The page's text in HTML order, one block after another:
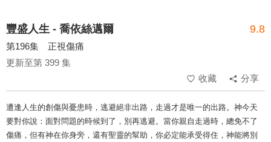
豐盛人生 - 喬依絲邁爾 9.8
第196集 正視傷痛
更新至第 399 集
收藏
分享
遭逢人生的創傷與憂患時，逃避絕非出路，走過才是唯一的出路。神今天
要對你說：面對問題的時候到了，別再逃避。當你親自走過時，總免不了
傷痛，但有神在你身旁，還有聖靈的幫助，你必定能承受得住，神能將別